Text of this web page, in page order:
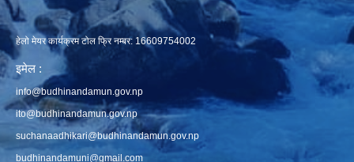
हेलो मेयर कार्यक्रम टोल फ्रि नम्बर: 16609754002
इमेल :
info@budhinandamun.gov.np
ito@budhinandamun.gov.np
suchanaadhikari@budhinandamun.gov.np
budhinandamuni@gmail.com